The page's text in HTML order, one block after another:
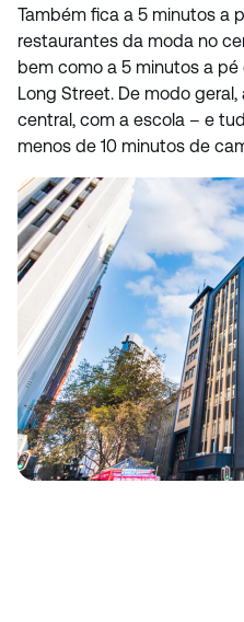
Também fica a 5 minutos a
restaurantes da moda no
bem como a 5 minutos a
Long Street. De modo
central, com a escola – e
menos de 10 minutos de